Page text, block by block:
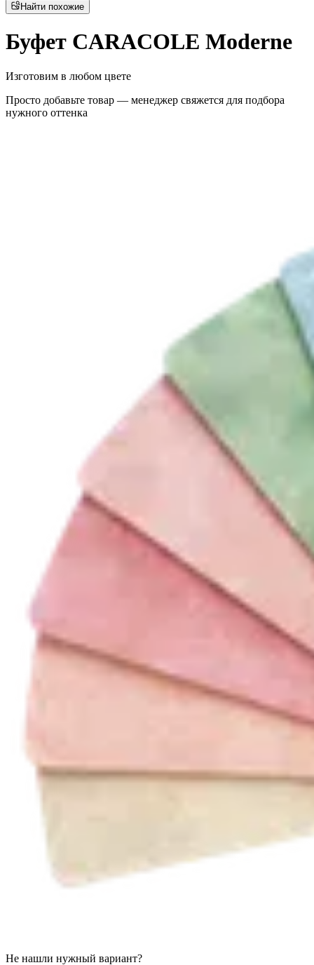
Найти похожие
Буфет CARACOLE Moderne
Изготовим в любом цвете
Просто добавьте товар — менеджер свяжется для подбора
нужного оттенка
Не нашли нужный вариант?